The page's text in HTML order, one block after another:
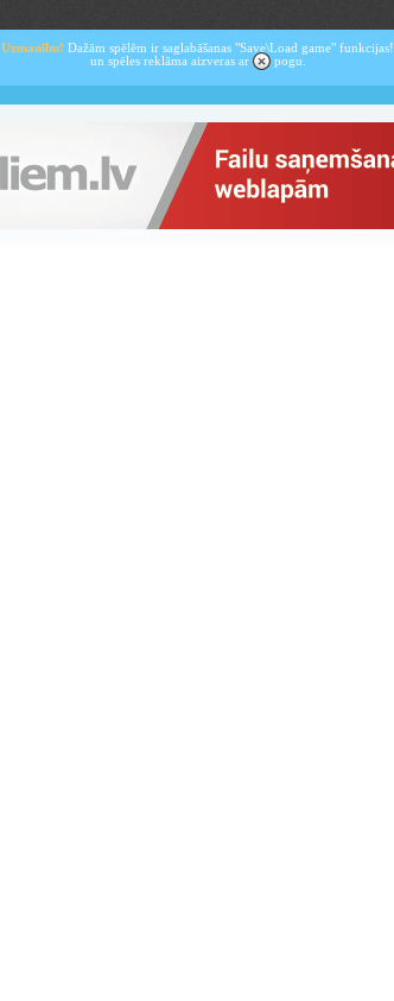
Uzmanību! Dažām spēlēm ir saglabāšanas "Save\Load game" funkcijas!
un spēles reklāma aizveras ar
pogu.